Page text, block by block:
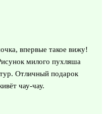
впервые такое вижу!
милого пухляша
Отличный подарок
чау-чау.